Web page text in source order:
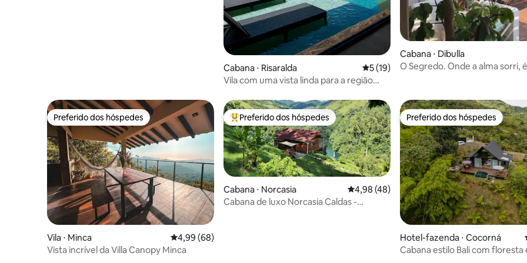
Cabana ⋅ Risaralda 5 de uma avaliação média de 5, 19
5 (19)
Vila com uma vista linda para a região
Cabana ⋅ Dibulla
O Segredo. Onde a alma sorri,
Preferido dos hóspedes
Preferido dos hóspedes
Vila ⋅ Minca 4,99 de uma avaliação média de 5, 68 avaliações
4,99 (68)
Vista incrível da Villa Canopy Minca
Entre os melhores preferidos dos hóspedes
Preferido dos hóspedes
Cabana ⋅ Norcasia 4,98 de uma avaliação média de 5, 48
4,98 (48)
Cabana de luxo Norcasia Caldas -
Preferido dos hóspedes
Preferido dos hóspedes
Hotel-fazenda ⋅ Cocorná
Cabana estilo Bali com floresta